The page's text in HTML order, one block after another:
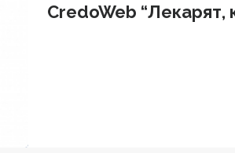
CredoWeb “Лекарят,